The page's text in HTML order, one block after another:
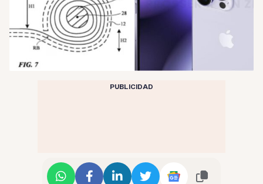
PUBLICIDAD